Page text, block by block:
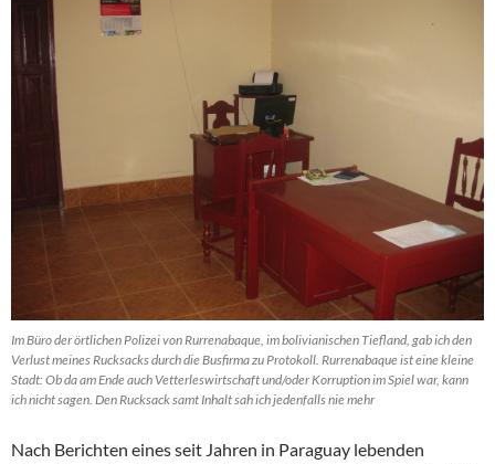
Im Büro der örtlichen Polizei von Rurrenabaque, im bolivianischen Tiefland, gab ich den
Verlust meines Rucksacks durch die Busfirma zu Protokoll. Rurrenabaque ist eine kleine
Stadt: Ob da am Ende auch Vetterleswirtschaft und/oder Korruption im Spiel war, kann
ich nicht sagen. Den Rucksack samt Inhalt sah ich jedenfalls nie mehr
Nach Berichten eines seit Jahren in Paraguay lebenden